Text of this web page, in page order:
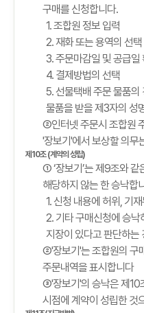
구매를 신청합니다.
1. 조합원 정보 입력
2. 재화 또는 용역의 선택
3. 주문마감일 및 공급일
4. 결제방법의 선택
5. 선물택배 주문 물품의
물품을 받을 제3자의 성
②인터넷 주문시 조합원
'장보기'에서 보상할 의무
제10조 (계약의 성립)
① ‘장보기’는 제9조와 같
해당하지 않는 한 승낙합
1. 신청 내용에 허위, 기
2. 기타 구매신청에 승낙
지장이 있다고 판단하는
②'장보기'는 조합원의 구
주문내역을 표시합니다
③'장보기'의 승낙은 제10
시점에 계약이 성립한 것